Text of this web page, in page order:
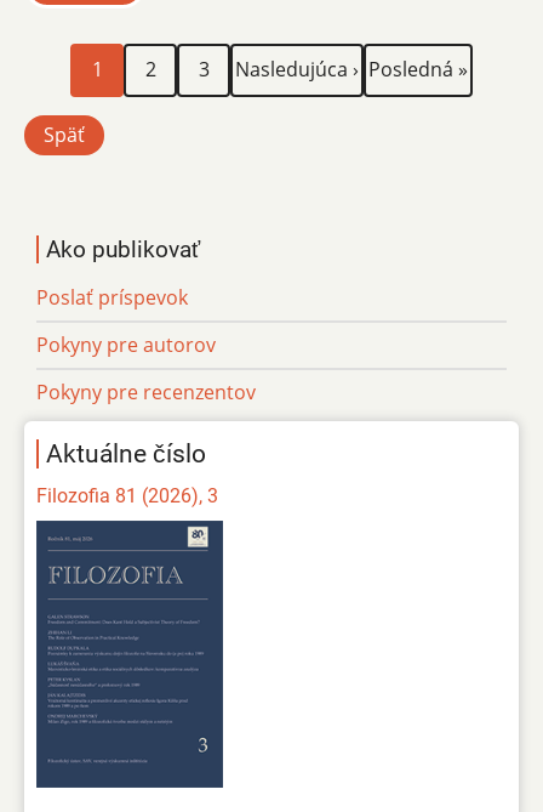
Stránkovanie
Aktuálna
stránka
1 Page
2 Page
3
Ďalšia
strana
Nasledujúca › Posledná
strana
Posledná »
Späť
Ako publikovať
Poslať príspevok
Pokyny pre autorov
Pokyny pre recenzentov
Aktuálne číslo
Filozofia 81 (2026), 3